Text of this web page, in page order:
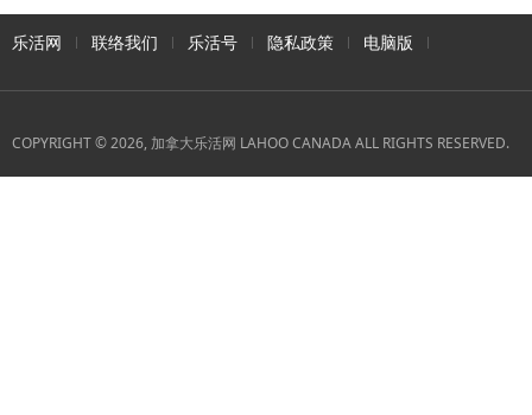
乐活网 联络我们 乐活号 隐私政策 电脑版
COPYRIGHT © 2026, 加拿大乐活网 LAHOO CANADA ALL RIGHTS RESERVED.